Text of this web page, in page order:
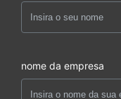
nome da empresa